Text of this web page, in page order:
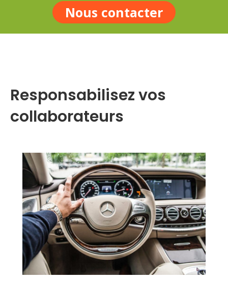
Nous contacter
Responsabilisez vos
collaborateurs